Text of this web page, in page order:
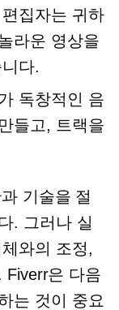
집자는 귀하
라운 영상을
다.
독창적인 음
들고, 트랙을
기술을 절
. 그러나 실
와의 조정,
Fiverr은 다음
는 것이 중요